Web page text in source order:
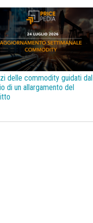
e Carta
ingegnerizzato Litio
Magnesio
Manganese
prime farmaceutiche
Concorrenziali
d'asta
delle commodity guidati dal
di un allargamento del